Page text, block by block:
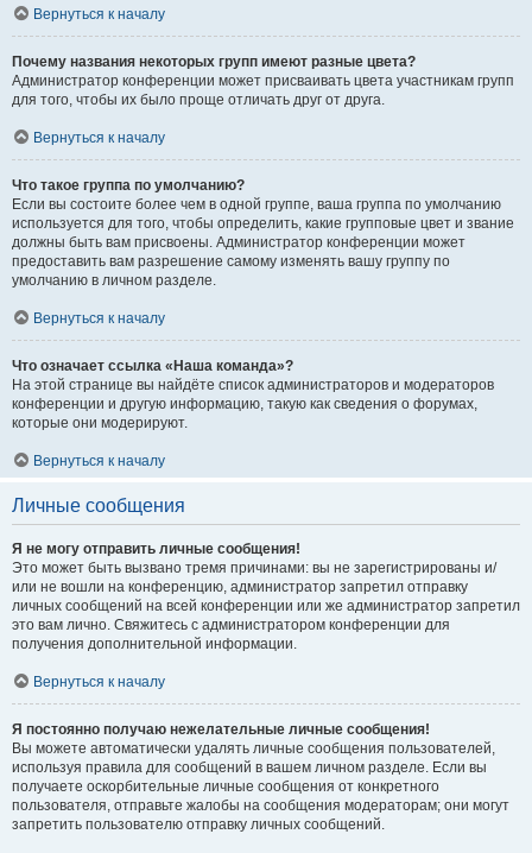
Вернуться к началу
Почему названия некоторых групп имеют разные цвета?
Администратор конференции может присваивать цвета участникам групп
для того, чтобы их было проще отличать друг от друга.
Вернуться к началу
Что такое группа по умолчанию?
Если вы состоите более чем в одной группе, ваша группа по умолчанию
используется для того, чтобы определить, какие групповые цвет и звание
должны быть вам присвоены. Администратор конференции может
предоставить вам разрешение самому изменять вашу группу по
умолчанию в личном разделе.
Вернуться к началу
Что означает ссылка «Наша команда»?
На этой странице вы найдёте список администраторов и модераторов
конференции и другую информацию, такую как сведения о форумах,
которые они модерируют.
Вернуться к началу
Личные сообщения
Я не могу отправить личные сообщения!
Это может быть вызвано тремя причинами: вы не зарегистрированы и/
или не вошли на конференцию, администратор запретил отправку
личных сообщений на всей конференции или же администратор запретил
это вам лично. Свяжитесь с администратором конференции для
получения дополнительной информации.
Вернуться к началу
Я постоянно получаю нежелательные личные сообщения!
Вы можете автоматически удалять личные сообщения пользователей,
используя правила для сообщений в вашем личном разделе. Если вы
получаете оскорбительные личные сообщения от конкретного
пользователя, отправьте жалобы на сообщения модераторам; они могут
запретить пользователю отправку личных сообщений.